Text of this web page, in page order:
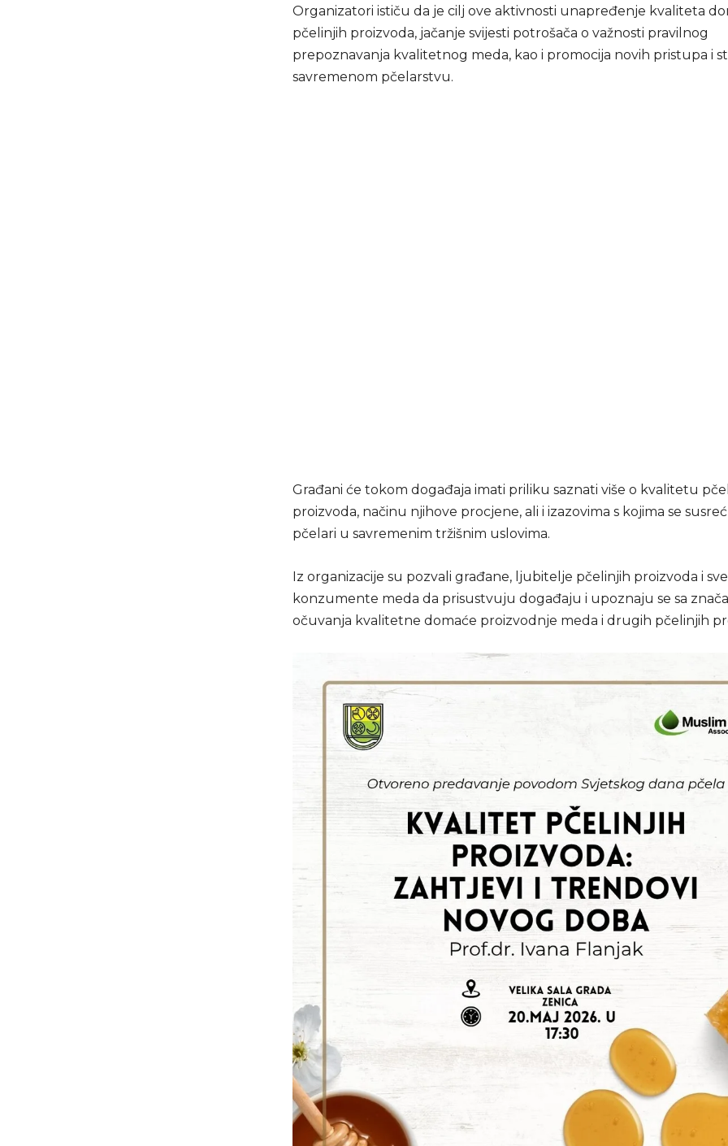
Organizatori ističu da je cilj ove aktivnosti unapređenje kvaliteta
pčelinjih proizvoda, jačanje svijesti potrošača o važnosti pravilnog
prepoznavanja kvalitetnog meda, kao i promocija novih pristupa i
savremenom pčelarstvu.
Građani će tokom događaja imati priliku saznati više o kvalitetu
proizvoda, načinu njihove procjene, ali i izazovima s kojima se
pčelari u savremenim tržišnim uslovima.
Iz organizacije su pozvali građane, ljubitelje pčelinjih proizvoda i sve
konzumente meda da prisustvuju događaju i upoznaju se sa
očuvanja kvalitetne domaće proizvodnje meda i drugih pčelinjih